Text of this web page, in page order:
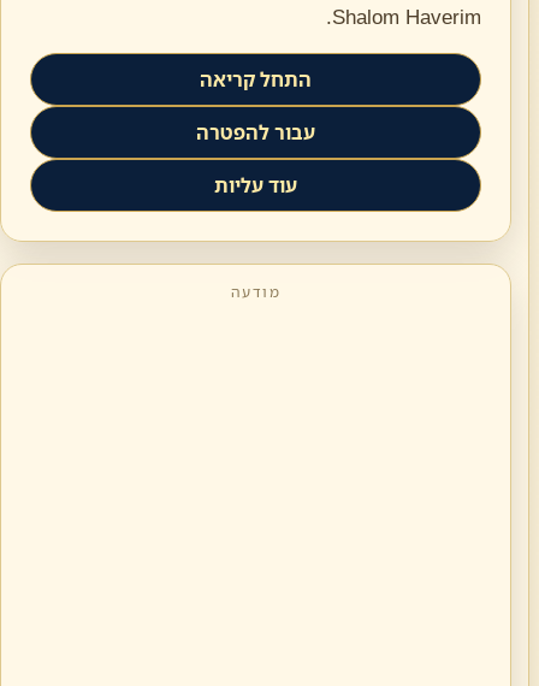
Shalom Haverim.
התחל קריאה
עבור להפטרה
עוד עליות
מודעה